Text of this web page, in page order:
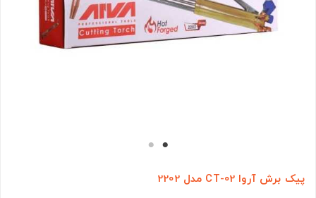
پیک برش آروا CT-02 مدل 2202